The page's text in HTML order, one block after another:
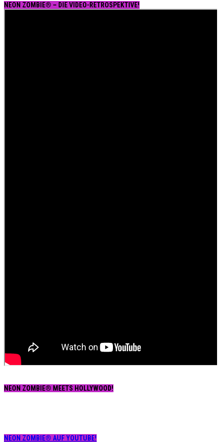
NEON ZOMBIE® – DIE VIDEO-RETROSPEKTIVE!
NEON ZOMBIE® MEETS HOLLYWOOD!
NEON ZOMBIE® AUF YOUTUBE!